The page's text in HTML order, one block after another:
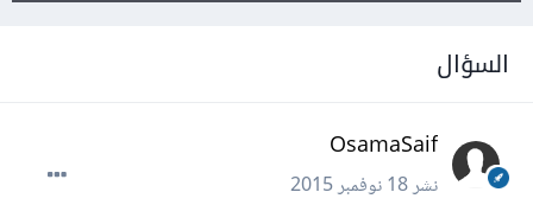
السؤال
OsamaSaif
نشر18 نوفمبر 2015